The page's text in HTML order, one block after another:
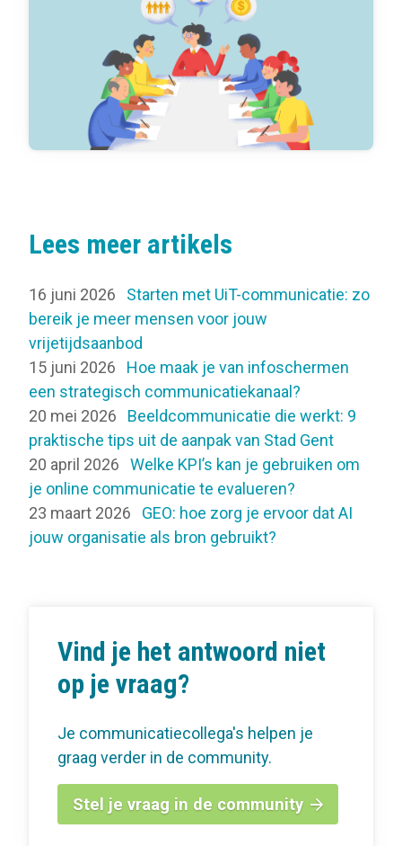
Lees meer artikels
16 juni 2026
Starten met UiT-communicatie: zo
bereik je meer mensen voor jouw
vrijetijdsaanbod
15 juni 2026
Hoe maak je van infoschermen
een strategisch communicatiekanaal?
20 mei 2026
Beeldcommunicatie die werkt: 9
praktische tips uit de aanpak van Stad Gent
20 april 2026
Welke KPI’s kan je gebruiken om
je online communicatie te evalueren?
23 maart 2026
GEO: hoe zorg je ervoor dat AI
jouw organisatie als bron gebruikt?
Vind je het antwoord niet
op je vraag?
Je communicatiecollega's helpen je
graag verder in de community.
Stel je vraag in de community